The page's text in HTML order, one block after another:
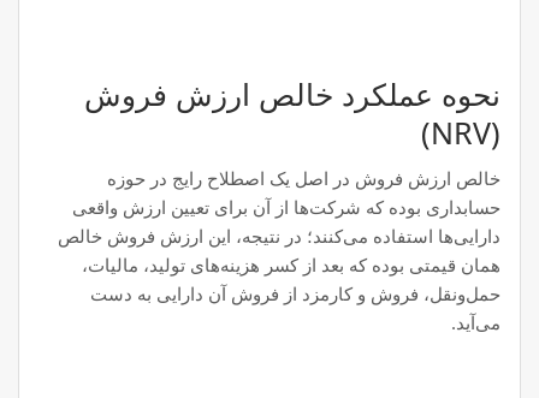
نحوه عملکرد خالص ارزش فروش
(NRV)
خالص ارزش فروش در اصل یک اصطلاح رایج در حوزه
حسابداری بوده که شرکت‌ها از آن برای تعیین ارزش واقعی
دارایی‌ها استفاده می‌کنند؛ در نتیجه، این ارزش فروش خالص
همان قیمتی بوده که بعد از کسر هزینه‌های تولید، مالیات،
حمل‌ونقل، فروش و کارمزد از فروش آن دارایی به دست
می‌آید.